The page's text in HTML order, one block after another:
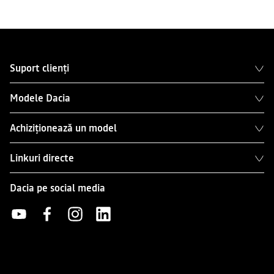
Suport clienți
Modele Dacia
Achiziționează un model
Linkuri directe
Dacia pe social media